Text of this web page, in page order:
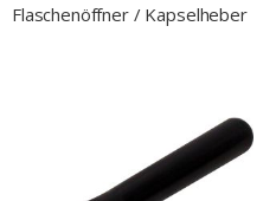
Flaschenöffner / Kapselheber